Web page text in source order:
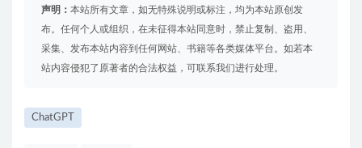
声明： 本站所有文章，如无特殊说明或标注，均为本站原创发
布。任何个人或组织，在未征得本站同意时，禁止复制、盗用、
采集、发布本站内容到任何网站、书籍等各类媒体平台。如若本
站内容侵犯了原著者的合法权益，可联系我们进行处理。
ChatGPT